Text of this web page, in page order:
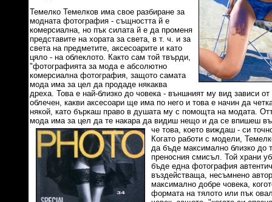
Темелко Темелков има свое разбиране за
модната фотография - същността й е
комерсиална, но пък силата й е да променя
представите на хората за света, в т. ч. и за
света на предметите, аксесоарите и като
цяло - на облеклото. Както сам той твърди,
"фотографията за мода е абсолютно
комерсиална фотография, защото самата
мода има за цел да продаде някаква
дреха. Това е най-близко до човека - външният му вид зависи
облечен, какви аксесоари ще има по него и това е начин да
някой, като бъркаш право в душата му с помощта на модата.
мода има за цел да те накара да видиш нещо и да се впишеш
че това, което виждаш - си
Когато работи с модели,
да бъде максимално близко до
преносния смисъл. Той храни
бъде една фотография
въздействаща, несъмнено
максимално добре човека,
формата на тялото или пък